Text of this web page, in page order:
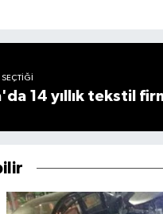
14 yıllık tekstil